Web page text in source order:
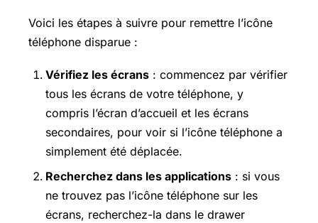
Voici les étapes à suivre pour remettre l’icône
téléphone disparue :
Vérifiez les écrans : commencez par vérifier
tous les écrans de votre téléphone, y
compris l’écran d’accueil et les écrans
secondaires, pour voir si l’icône téléphone a
simplement été déplacée.
Recherchez dans les applications : si vous
ne trouvez pas l’icône téléphone sur les
écrans, recherchez-la dans le drawer